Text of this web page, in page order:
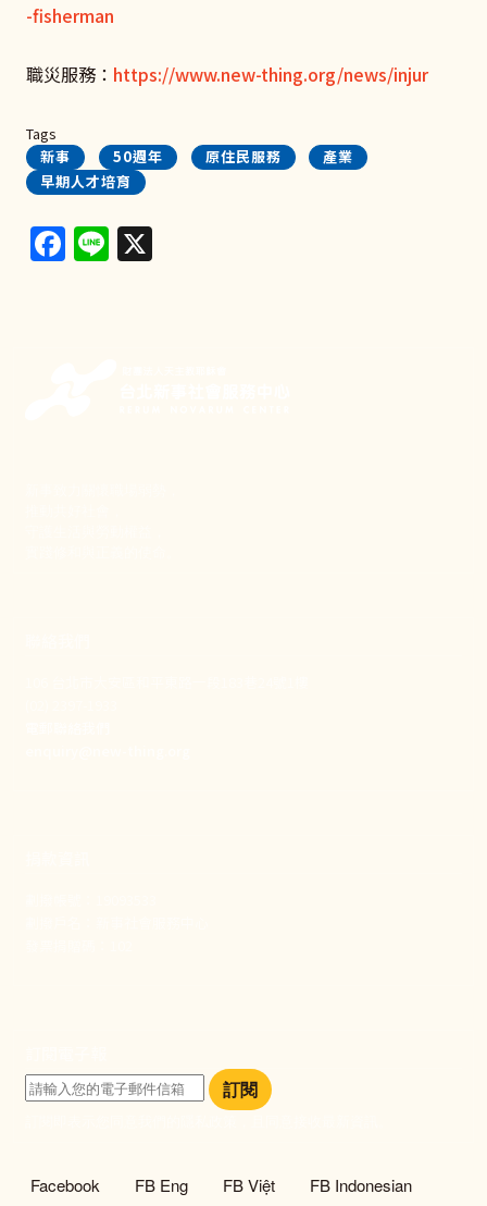
-fisherman
職災服務： https://www.new-thing.org/news/injur
Tags
新事
50週年 原住民服務
產業
早期人才培育
Facebook
Line
訂閱
社群選單
Facebook FB Eng FB Việt FB Indonesian